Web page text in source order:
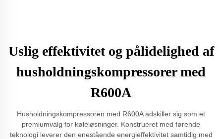
Uslig effektivitet og pålidelighed af
husholdningskompressorer med
R600A
Husholdningskompressoren med R600A adskiller sig som et
premiumvalg for køleløsninger. Konstrueret med førende
teknologi leverer den enestående energieffektivitet samtidig med